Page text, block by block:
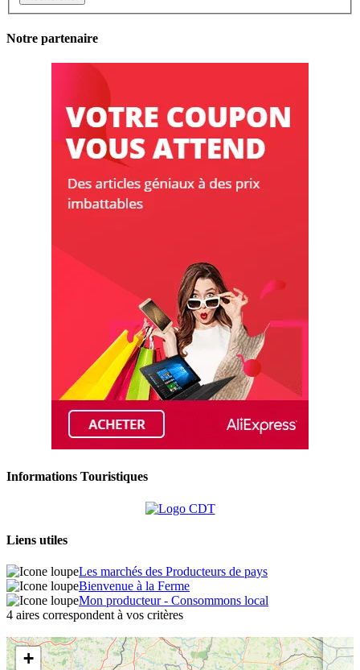
Notre partenaire
Informations Touristiques
Liens utiles
Les marchés des Producteurs de pays
Bienvenue à la Ferme
Mon producteur - Consommons local
4 aires correspondent à vos critères
+